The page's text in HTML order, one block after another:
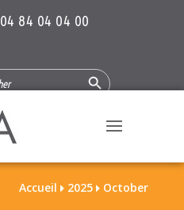
04 84 04 04 00
Search Button
Accueil  2025  October